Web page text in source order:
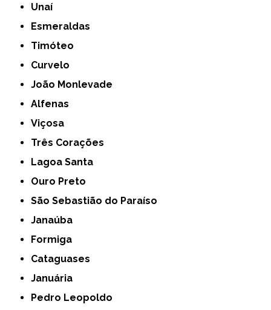
Unaí
Esmeraldas
Timóteo
Curvelo
João Monlevade
Alfenas
Viçosa
Três Corações
Lagoa Santa
Ouro Preto
São Sebastião do Paraíso
Janaúba
Formiga
Cataguases
Januária
Pedro Leopoldo